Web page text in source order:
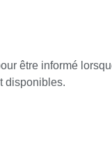
être informé
disponibles.